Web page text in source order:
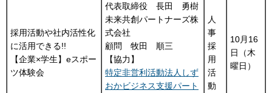
採用活動や社内活性化
に活用できる!!
【企業×学生】eスポー
ツ体験会
代表取締役 長田 勇樹
未来共創パートナーズ株
式会社
顧問 牧田 順三
【協力】
特定非営利活動法人しず
おかビジネス支援パート
人
事
採
用
活
動
10月16
日（木
曜日）